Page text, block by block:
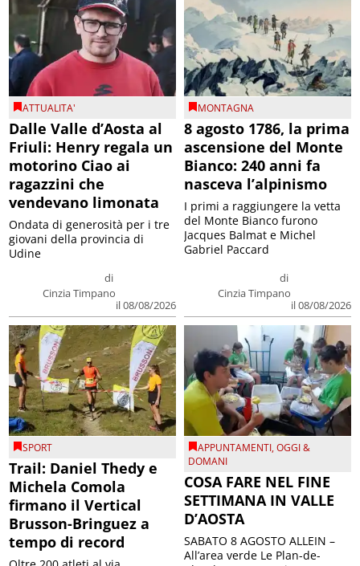
ATTUALITA'
Dalle Valle d’Aosta al
Friuli: Henry regala un
motorino Ciao ai
ragazzini che
vendevano limonata
di
Cinzia Timpano
il 08/08/2026
Ondata di generosità per i tre
giovani della provincia di
Udine
MONTAGNA
8 agosto 1786, la prima
ascensione del Monte
Bianco: 240 anni fa
nasceva l’alpinismo
di
Cinzia Timpano
il 08/08/2026
I primi a raggiungere la vetta
del Monte Bianco furono
Jacques Balmat e Michel
Gabriel Paccard
SPORT
Trail: Daniel Thedy e
Michela Comola
firmano il Vertical
Brusson-Bringuez a
tempo di record
APPUNTAMENTI,OGGI &
DOMANI
COSA FARE NEL FINE
SETTIMANA IN VALLE
D’AOSTA
SABATO 8 AGOSTO ALLEIN –
All’area verde Le Plan-de-